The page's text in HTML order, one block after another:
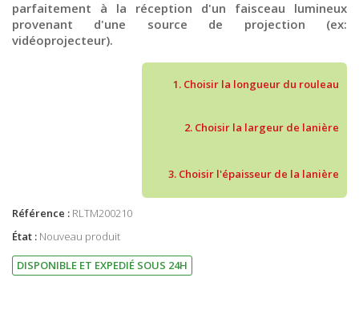
parfaitement à la réception d'un faisceau lumineux
provenant d'une source de projection (ex:
vidéoprojecteur).
1. Choisir la longueur du rouleau
2. Choisir la largeur de lanière
3. Choisir l'épaisseur de la lanière
Référence : RLTM200210
État : Nouveau produit
DISPONIBLE ET EXPEDIÉ SOUS 24H